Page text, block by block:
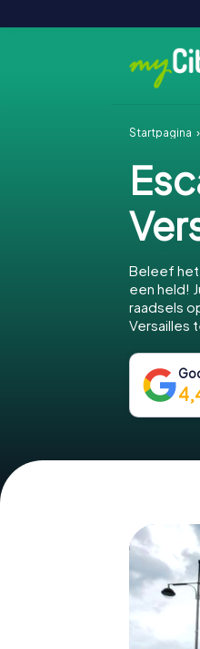
Startpagina
Beleef het
een held!
raadsels
Versailles